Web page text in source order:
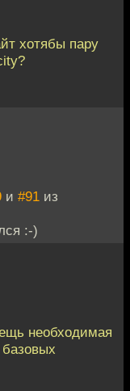
хотябы пару
и #91 из
:-)
необходимая